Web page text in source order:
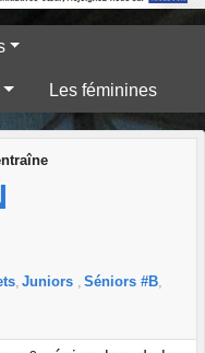
Les féminines
Juniors
Séniors #B